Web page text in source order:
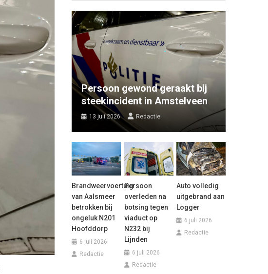
Persoon gewond geraakt bij
steekincident in Amstelveen
13 juli 2026 Redactie
Brandweervoertuig
van Aalsmeer
betrokken bij
ongeluk N201
Hoofddorp
6 juli 2026
Redactie
Persoon
overleden na
botsing tegen
viaduct op
N232 bij
Lijnden
6 juli 2026
Redactie
Auto volledig
uitgebrand aan
Logger
6 juli 2026
Redactie